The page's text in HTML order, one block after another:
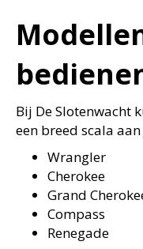
Bij De Slotenwacht
een breed scala
Wrangler
Cherokee
Grand
Compass
Renegade